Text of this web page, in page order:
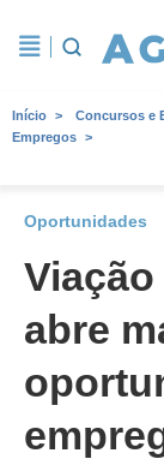
Início
Concursos e
Empregos
Oportunidades
abre